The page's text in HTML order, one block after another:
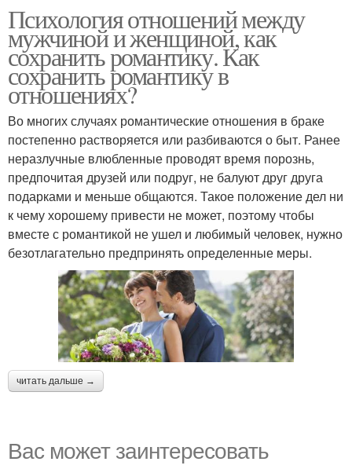
Психология отношений между
мужчиной и женщиной, как
сохранить романтику. Как
сохранить романтику в
отношениях?
Во многих случаях романтические отношения в браке
постепенно растворяется или разбиваются о быт. Ранее
неразлучные влюбленные проводят время порознь,
предпочитая друзей или подруг, не балуют друг друга
подарками и меньше общаются. Такое положение дел ни
к чему хорошему привести не может, поэтому чтобы
вместе с романтикой не ушел и любимый человек, нужно
безотлагательно предпринять определенные меры.
читать дальше →
Вас может заинтересовать